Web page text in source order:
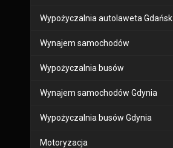
Wypożyczalnia autolaweta Gdańsk
Wynajem samochodów
Wypożyczalnia busów
Wynajem samochodów Gdynia
Wypożyczalnia busów Gdynia
Motoryzacja